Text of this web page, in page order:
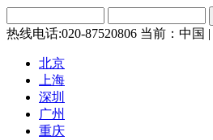
热线电话:020-87520806 当前：中国 |
北京
上海
深圳
广州
重庆